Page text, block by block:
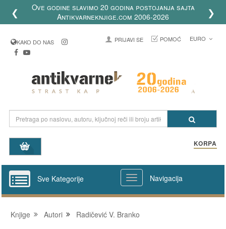
❮
Ove godine slavimo 20 godina postojanja sajta
Antikvarneknjige.com 2006-2026
❯
KAKO DO NAS PRIJAVI SE POMOĆ EURO
KORPA
Sve Kategorije Navigacija
Knjige Autori Radičević V. Branko